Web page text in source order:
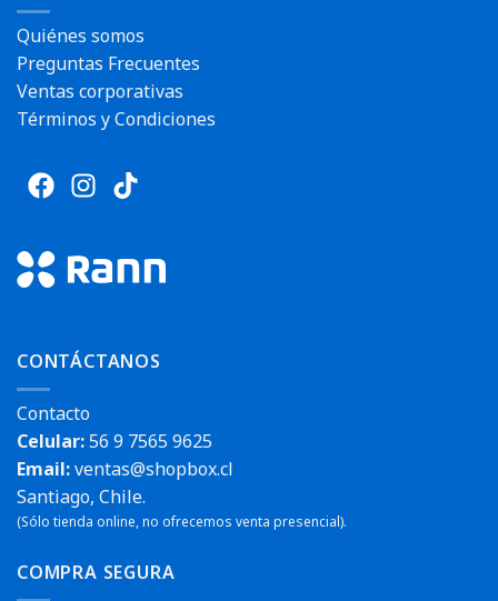
Quiénes somos
Preguntas Frecuentes
Ventas corporativas
Términos y Condiciones
CONTÁCTANOS
Contacto
Celular:56 9 7565 9625
Email:ventas@shopbox.cl
Santiago, Chile.
(Sólo tienda online, no ofrecemos venta presencial).
COMPRA SEGURA